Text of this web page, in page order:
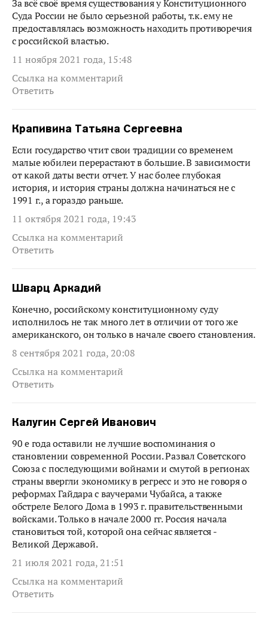
За всё своё время существования у Конституционного
Суда России не было серьезной работы, т.к. ему не
предоставлялась возможность находить противоречия
с российской властью.
11 ноября 2021 года, 15:48
Ссылка на комментарий
Ответить
Крапивина Татьяна Сергеевна
Если государство чтит свои традиции со временем
малые юбилеи перерастают в большие. В зависимости
от какой даты вести отчет. У нас более глубокая
история, и история страны должна начинаться не с
1991 г., а гораздо раньше.
11 октября 2021 года, 19:43
Ссылка на комментарий
Ответить
Шварц Аркадий
Конечно, российскому конституционному суду
исполнилось не так много лет в отличии от того же
американского, он только в начале своего становления.
8 сентября 2021 года, 20:08
Ссылка на комментарий
Ответить
Калугин Сергей Иванович
90 е года оставили не лучшие воспоминания о
становлении современной России. Развал Советского
Союза с последующими войнами и смутой в регионах
страны ввергли экономику в регресс и это не говоря о
реформах Гайдара с ваучерами Чубайса, а также
обстреле Белого Дома в 1993 г. правительственными
войсками. Только в начале 2000 гг. Россия начала
становиться той, которой она сейчас является -
Великой Державой.
21 июля 2021 года, 21:51
Ссылка на комментарий
Ответить